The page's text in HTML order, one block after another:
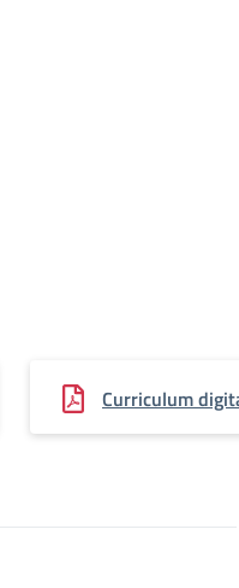
Curriculum